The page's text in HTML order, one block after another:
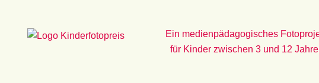
springen
Ein medienpädagogisches
für Kinder zwischen 3 und 12